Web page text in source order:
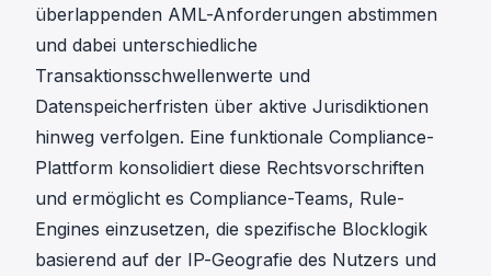
überlappenden AML-Anforderungen abstimmen
und dabei unterschiedliche
Transaktionsschwellenwerte und
Datenspeicherfristen über aktive Jurisdiktionen
hinweg verfolgen. Eine funktionale Compliance-
Plattform konsolidiert diese Rechtsvorschriften
und ermöglicht es Compliance-Teams, Rule-
Engines einzusetzen, die spezifische Blocklogik
basierend auf der IP-Geografie des Nutzers und